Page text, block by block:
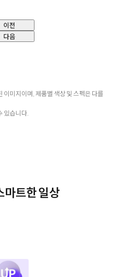
이전
다음
이미지이며, 제품별 색상 및 스펙은 다를
있습니다.
마트한 일상